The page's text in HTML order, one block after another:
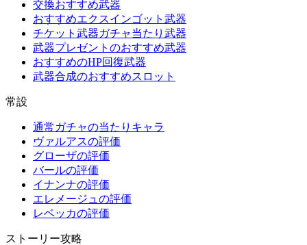
交換おすすめ武器
おすすめエクスインゴット武器
チケット武器ガチャ当たり武器
武器プレゼントのおすすめ武器
おすすめのHP回復武器
武器合成のおすすめスロット
常設
通常ガチャの当たりキャラ
ヴァルアスの評価
グローザの評価
バールの評価
イナンナの評価
エレメージュの評価
レベッカの評価
ストーリー攻略